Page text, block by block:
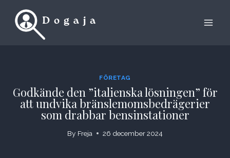
FÖRETAG
Godkände den ”italienska lösningen” för
att undvika bränslemomsbedrägerier
som drabbar bensinstationer
By Freja 26 december 2024